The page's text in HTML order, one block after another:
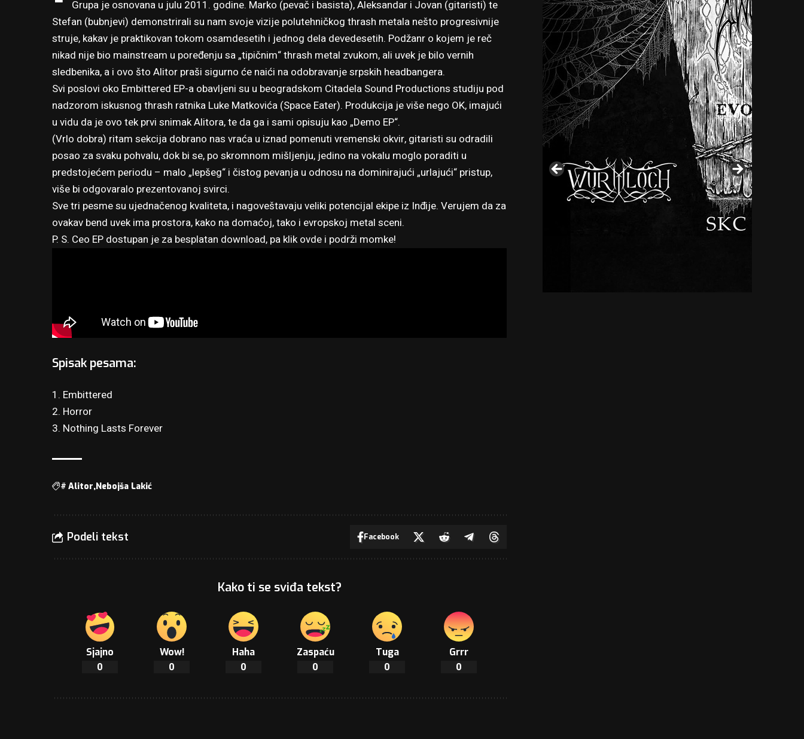
Grupa je osnovana u julu 2011. godine. Marko (pevač i basista), Aleksandar i Jovan (gitaristi) te
Stefan (bubnjevi) demonstrirali su nam svoje vizije polutehničkog thrash metala nešto progresivnije
struje, kakav je praktikovan tokom osamdesetih i jednog dela devedesetih. Podžanr o kojem je reč
nikad nije bio mainstream u poređenju sa „tipičnim“ thrash metal zvukom, ali uvek je bilo vernih
sledbenika, a i ovo što Alitor praši sigurno će naići na odobravanje srpskih headbangera.
Svi poslovi oko Embittered EP-a obavljeni su u beogradskom Citadela Sound Productions studiju pod
nadzorom iskusnog thrash ratnika Luke Matkovića (Space Eater). Produkcija je više nego OK, imajući
u vidu da je ovo tek prvi snimak Alitora, te da ga i sami opisuju kao „Demo EP“.
(Vrlo dobra) ritam sekcija dobrano nas vraća u iznad pomenuti vremenski okvir, gitaristi su odradili
posao za svaku pohvalu, dok bi se, po skromnom mišljenju, jedino na vokalu moglo poraditi u
predstojećem periodu – malo „lepšeg“ i čistog pevanja u odnosu na dominirajući „urlajući“ pristup,
više bi odgovaralo prezentovanoj svirci.
Sve tri pesme su ujednačenog kvaliteta, i nagoveštavaju veliki potencijal ekipe iz Inđije. Verujem da za
ovakav bend uvek ima prostora, kako na domaćoj, tako i evropskoj metal sceni.
P. S. Ceo EP dostupan je za besplatan download, pa klik ovde i podrži momke!
Spisak pesama:
1. Embittered
2. Horror
3. Nothing Lasts Forever
# Alitor Nebojša Lakić
Podeli tekst Facebook
Kako ti se sviđa tekst?
Sjajno
0
Wow!
0
Haha
0
Zaspaću
0
Tuga
0
Grrr
0